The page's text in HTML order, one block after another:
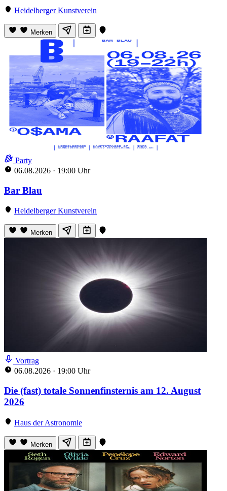
Heidelberger Kunstverein
Merken
Party
06.08.2026 · 19:00 Uhr
Bar Blau
Heidelberger Kunstverein
Merken
Vortrag
06.08.2026 · 19:00 Uhr
Die (fast) totale Sonnenfinsternis am 12. August
2026
Haus der Astronomie
Merken